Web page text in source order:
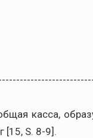
касса,
[15, S. 8-9].